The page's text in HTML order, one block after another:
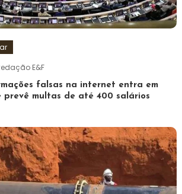
E&F
falsas na internet entra em
prevê multas de até 400 salários